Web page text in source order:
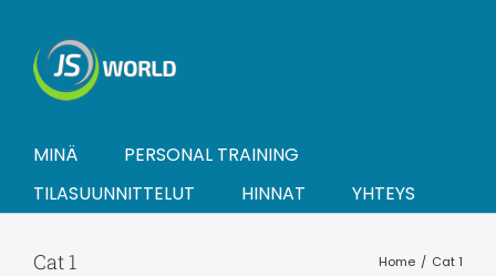
content
MINÄ
PERSONAL TRAINING
TILASUUNNITTELUT
HINNAT YHTEYS
Cat 1 Home Cat 1